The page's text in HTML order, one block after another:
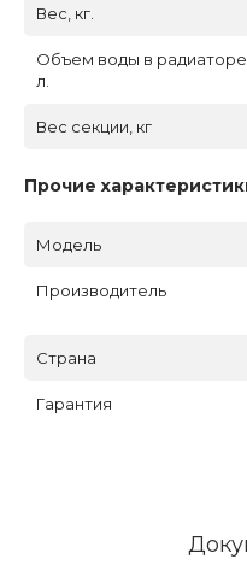
Вес, кг.
Объем воды в радиаторе,
л.
Вес секции, кг
Прочие
Модель
Производитель
Страна
Гарантия